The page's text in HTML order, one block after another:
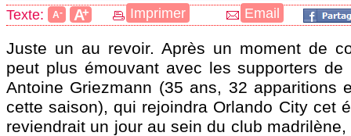
Texte: A- A+ Imprimer Email
Juste un au revoir. Après un moment de
peut plus émouvant avec les supporters de
Antoine Griezmann (35 ans, 32 apparitions
cette saison), qui rejoindra Orlando City cet
reviendrait un jour au sein du club